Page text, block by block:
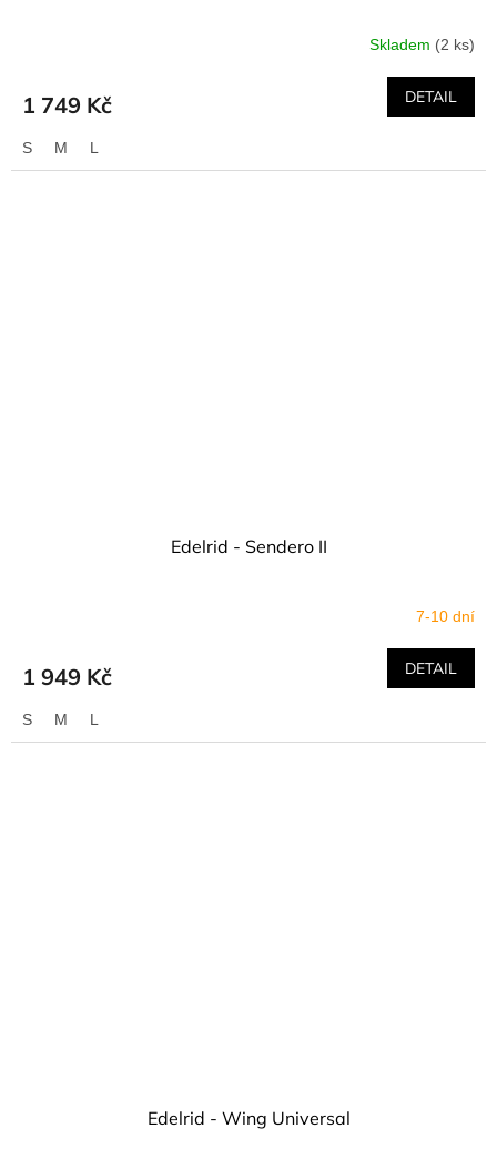
Skladem (2 ks)
1 749 Kč DETAIL
S M L
Edelrid - Sendero II
7-10 dní
1 949 Kč DETAIL
S M L
Edelrid - Wing Universal